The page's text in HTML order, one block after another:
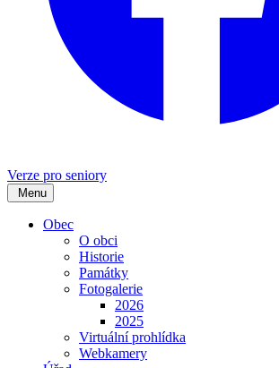
Verze pro seniory
Menu
Obec
O obci
Historie
Památky
Fotogalerie
2026
2025
Virtuální prohlídka
Webkamery